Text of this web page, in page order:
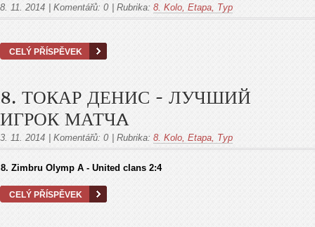
8. 11. 2014 Komentářů: 0 Rubrika: 8. Kolo, Etapa, Тур
CELÝ PŘÍSPĚVEK
8. ТОКАР ДЕНИС - ЛУЧШИЙ
ИГРОК МАТЧA
3. 11. 2014 Komentářů: 0 Rubrika: 8. Kolo, Etapa, Тур
8. Zimbru Olymp A - United clans 2:4
CELÝ PŘÍSPĚVEK